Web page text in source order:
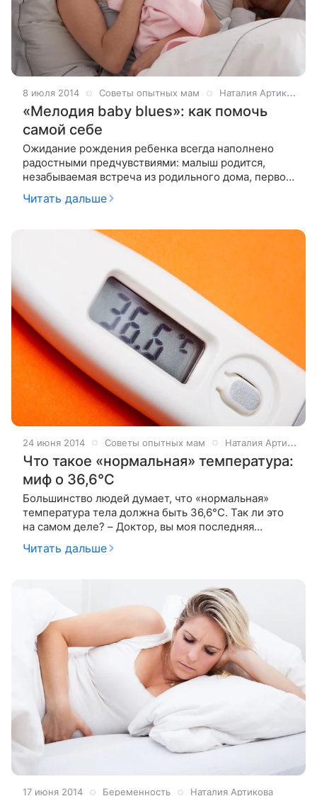
8 июля 2014 Советы опытных мам Наталия Артикова
«Мелодия baby blues»: как помочь
самой себе
Ожидание рождения ребенка всегда наполнено
радостными предчувствиями: малыш родится,
незабываемая встреча из родильного дома, первое
«агу», предвосхищение счастья. Но реальность
иногда жестока. К сожалению, для
Читать дальше
24 июня 2014 Советы опытных мам Наталия Артикова
Что такое «нормальная» температура:
миф о 36,6°С
Большинство людей думает, что «нормальная»
температура тела должна быть 36,6°С. Так ли это
на самом деле? – Доктор, вы моя последняя
не помог. У меня уже полгода температура
Читать дальше
17 июня 2014 Беременность Наталия Артикова